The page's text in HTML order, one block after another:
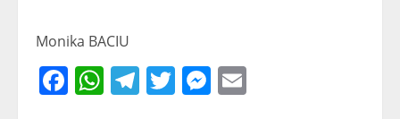
Monika BACIU
Facebook
WhatsApp
Telegram
TwitterMessenger